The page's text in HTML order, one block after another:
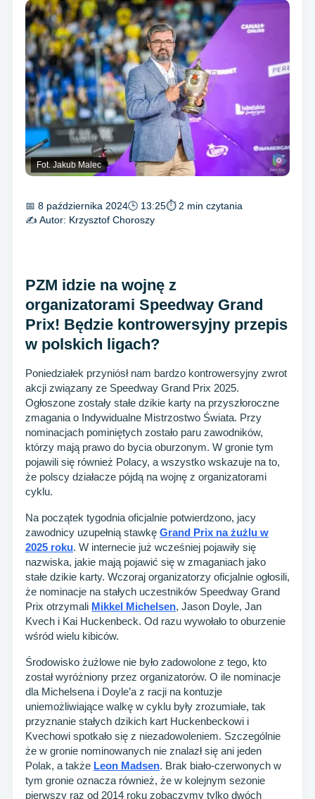
Fot. Jakub Malec
📅 8 października 2024🕒 13:25⏱ 2 min czytania
✍️ Autor: Krzysztof Choroszy
PZM idzie na wojnę z
organizatorami Speedway Grand
Prix! Będzie kontrowersyjny przepis
w polskich ligach?
Poniedziałek przyniósł nam bardzo kontrowersyjny zwrot
akcji związany ze Speedway Grand Prix 2025.
Ogłoszone zostały stałe dzikie karty na przyszłoroczne
zmagania o Indywidualne Mistrzostwo Świata. Przy
nominacjach pominiętych zostało paru zawodników,
którzy mają prawo do bycia oburzonym. W gronie tym
pojawili się również Polacy, a wszystko wskazuje na to,
że polscy działacze pójdą na wojnę z organizatorami
cyklu.
Na początek tygodnia oficjalnie potwierdzono, jacy
zawodnicy uzupełnią stawkę Grand Prix na żużlu w
2025 roku. W internecie już wcześniej pojawiły się
nazwiska, jakie mają pojawić się w zmaganiach jako
stałe dzikie karty. Wczoraj organizatorzy oficjalnie ogłosili,
że nominacje na stałych uczestników Speedway Grand
Prix otrzymali Mikkel Michelsen, Jason Doyle, Jan
Kvech i Kai Huckenbeck. Od razu wywołało to oburzenie
wśród wielu kibiców.
Środowisko żużlowe nie było zadowolone z tego, kto
został wyróżniony przez organizatorów. O ile nominacje
dla Michelsena i Doyle’a z racji na kontuzje
uniemożliwiające walkę w cyklu były zrozumiałe, tak
przyznanie stałych dzikich kart Huckenbeckowi i
Kvechowi spotkało się z niezadowoleniem. Szczególnie
że w gronie nominowanych nie znalazł się ani jeden
Polak, a także Leon Madsen. Brak biało-czerwonych w
tym gronie oznacza również, że w kolejnym sezonie
pierwszy raz od 2014 roku zobaczymy tylko dwóch